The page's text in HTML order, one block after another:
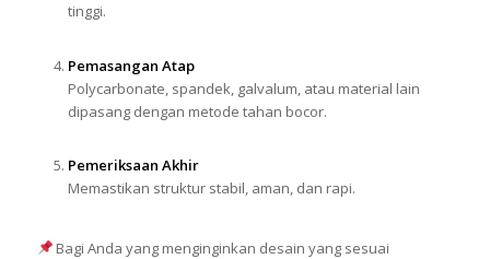
tinggi.
Pemasangan Atap
Polycarbonate, spandek, galvalum, atau material lain
dipasang dengan metode tahan bocor.
Pemeriksaan Akhir
Memastikan struktur stabil, aman, dan rapi.
Bagi Anda yang menginginkan desain yang sesuai